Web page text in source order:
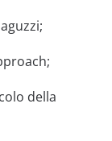
della